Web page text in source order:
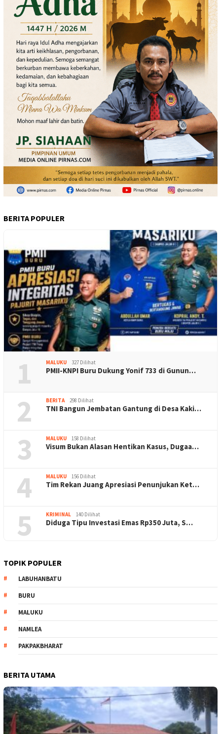
BERITA POPULER
1 MALUKU 327 Dilihat
PMII-KNPI Buru Dukung Yonif 733 di Gunun…
2 BERITA 298 Dilihat
TNI Bangun Jembatan Gantung di Desa Kaki…
3 MALUKU 158 Dilihat
Visum Bukan Alasan Hentikan Kasus, Dugaa…
4 MALUKU 156 Dilihat
Tim Rekan Juang Apresiasi Penunjukan Ket…
5 KRIMINAL 140 Dilihat
Diduga Tipu Investasi Emas Rp350 Juta, S…
TOPIK POPULER
LABUHANBATU
BURU
MALUKU
NAMLEA
PAKPAKBHARAT
BERITA UTAMA